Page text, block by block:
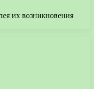
их возникновения